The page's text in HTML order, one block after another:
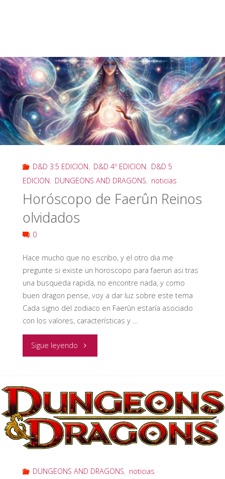
D&D 3.5 EDICION, D&D 4º EDICION, D&D 5
EDICION, DUNGEONS AND DRAGONS, noticias
Horóscopo de Faerûn Reinos
olvidados
0
Hace mucho que no escribo, y el otro dia me
pregunte si existe un horoscopo para faerun asi tras
una busqueda rapida, no encontre nada, y como
buen dragon pense, voy a dar luz sobre este tema
Cada signo del zodiaco en Faerûn estaría asociado
con los valores, características y …
Sigue leyendo "Horóscopo
Reinos
olvidados"
DUNGEONS AND DRAGONS, noticias